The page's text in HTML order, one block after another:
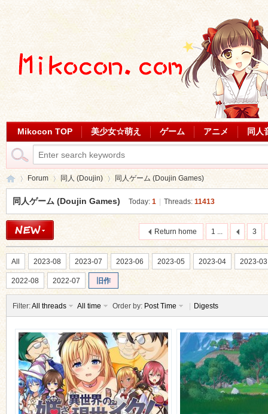
Mikocon TOP 美少女☆萌え ゲーム アニメ 同人
»
Forum 同人 (Doujin) 同人ゲーム (Doujin Games)
同人ゲーム (Doujin Games) Today: 1 Threads: 11413
1 ... 3
Return home
All 2023-08 2023-07 2023-06 2023-05 2023-04 2023-03
2022-08 2022-07 旧作
Filter:All threads All time Order by: Post Time Digests